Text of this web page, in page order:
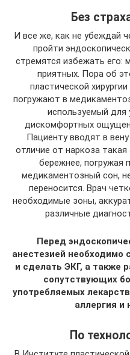
Без
И все же, как не убеждай
пройти
стремятся избежать его:
приятных. Пора об
пластической
погружают в
используемый для
дискомфортных
Пациенту вводят в
отличие от наркоза
бережнее, погружая
медикаментозный сон,
переносится. Врач
необходимые зоны,
различные
Перед
анестезией необходимо
и сделать ЭКГ, а также
сопутствующих
употребляемых
аллергия и
По